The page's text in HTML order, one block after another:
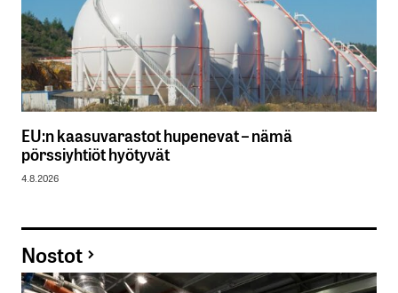
EU:n kaasuvarastot hupenevat – nämä
pörssiyhtiöt hyötyvät
4.8.2026
Nostot